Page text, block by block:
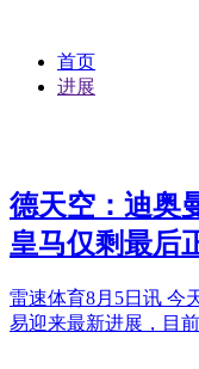
首页
进展
德天空：迪奥
皇马仅剩最后
雷速体育8月5日讯 今
易迎来最新进展，目